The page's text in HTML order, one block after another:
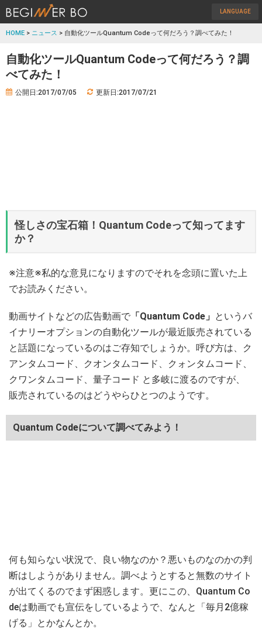
LANGUAGE
HOME > ニュース > 自動化ツールQuantum Codeって何だろう？調べてみた！
自動化ツールQuantum Codeって何だろう？調
べてみた！
公開日:2017/07/05 更新日:2017/07/21
怪しさの宝石箱！Quantum Codeって知ってます
か？
※注意※私的な意見になりますのでそれを念頭に置いた上
でお読みください。
動画サイトなどの広告動画で 「Quantum Code」 というバ
イナリーオプションの自動化ツールが最近販売されている
と話題になっているのはご存知でしょうか。呼び方は、ク
アンタムコード、クオンタムコード、クォンタムコード、
クワンタムコード、量子コード と多岐に渡るのですが、
販売されているのはどうやらひとつのようです。
Quantum Codeについて調べてみよう！
何も知らない状況で、良い物なのか？悪いものなのかの判
断はしようがありません。調べようとすると無数のサイト
が出てくるのでまず困惑します。更にこの、Quantum Co
deは動画でも宣伝をしているようで、なんと「毎月2億稼
げる」とかなんとか。